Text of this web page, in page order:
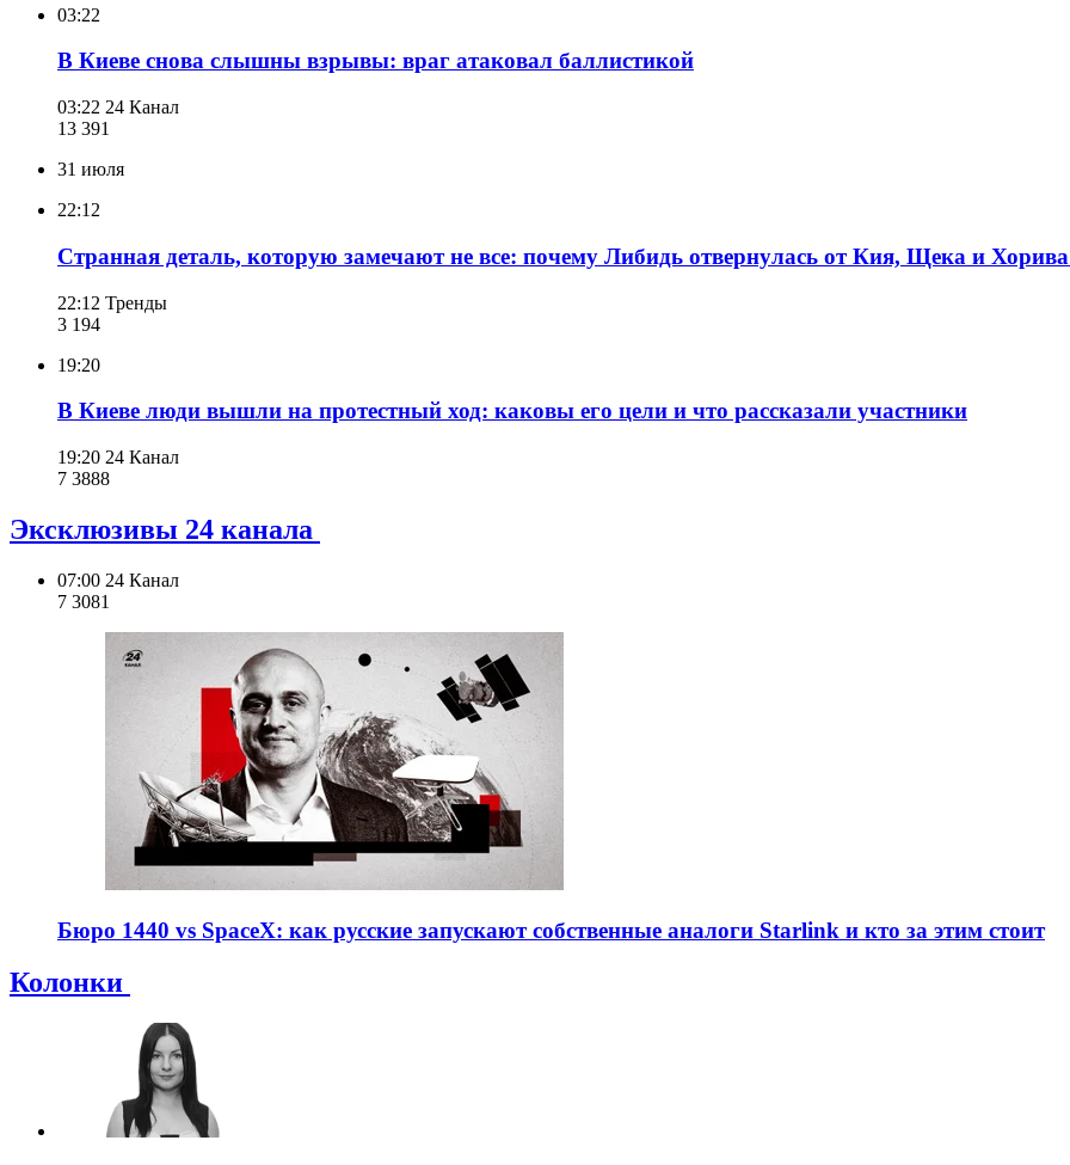
03:22
В Киеве снова слышны взрывы: враг атаковал баллистикой
03:22 24 Канал
13 391
31 июля
22:12
Странная деталь, которую замечают не все: почему Либидь отвернулась от Кия, Щека и
22:12 Тренды
3 194
19:20
В Киеве люди вышли на протестный ход: каковы его цели и что рассказали участники
19:20 24 Канал
7 3888
Эксклюзивы 24 канала
07:00 24 Канал
7 3081
Бюро 1440 vs SpaceX: как русские запускают собственные аналоги Starlink и кто за этим стоит
Колонки